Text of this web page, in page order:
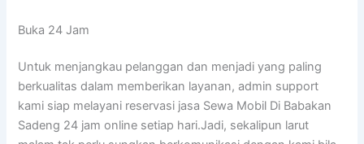
Buka 24 Jam
Untuk menjangkau pelanggan dan menjadi yang paling
berkualitas dalam memberikan layanan, admin support
kami siap melayani reservasi jasa Sewa Mobil Di Babakan
Sadeng 24 jam online setiap hari.Jadi, sekalipun larut